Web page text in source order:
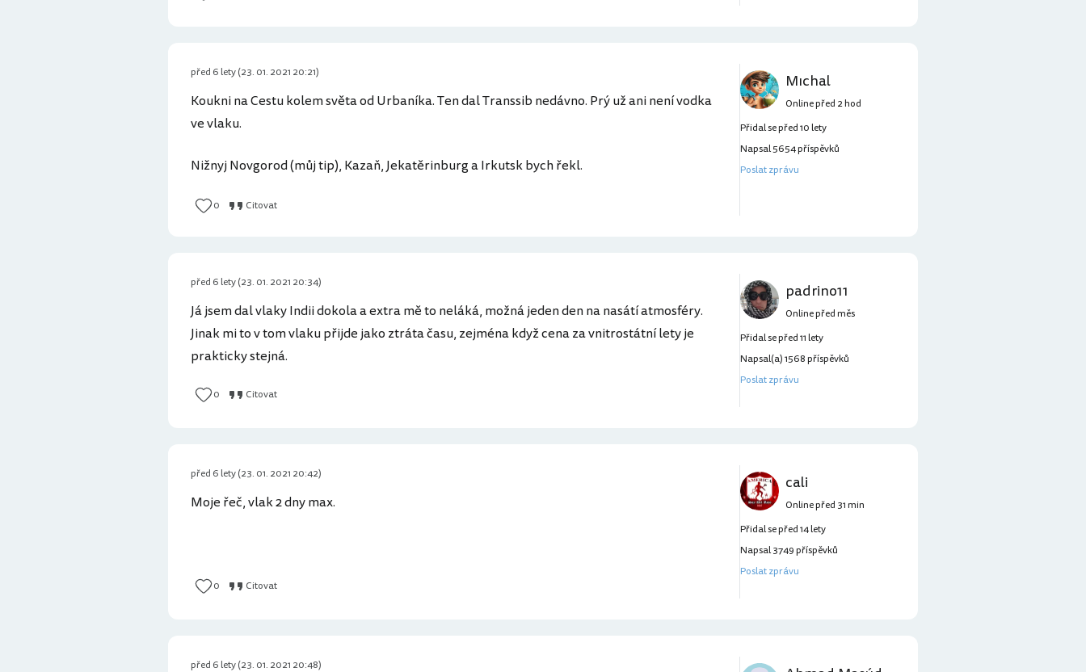
Koukni na Cestu kolem světa od Urbaníka. Ten dal Transsib nedávno. Prý už ani není vodka
ve vlaku.
Nižnyj Novgorod (můj tip), Kazaň, Jekatěrinburg a Irkutsk bych řekl.
0 Citovat
Mıchal
před 6 lety (23. 01. 2021 20:21)
Online před 2 hod
Přidal se před 10 lety
Napsal 5654 příspěvků
Poslat zprávu
Já jsem dal vlaky Indii dokola a extra mě to neláká, možná jeden den na nasátí atmosféry.
Jinak mi to v tom vlaku přijde jako ztráta času, zejména když cena za vnitrostátní lety je
prakticky stejná.
0 Citovat
padrino11
před 6 lety (23. 01. 2021 20:34)
Online před měs
Přidal se před 11 lety
Napsal(a) 1568 příspěvků
Poslat zprávu
Moje řeč, vlak 2 dny max.
0 Citovat
cali
před 6 lety (23. 01. 2021 20:42)
Online před 31 min
Přidal se před 14 lety
Napsal 3749 příspěvků
Poslat zprávu
před 6 lety (23. 01. 2021 20:48)